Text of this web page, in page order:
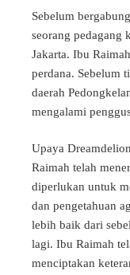
Sebelum
seorang pedagang
Jakarta. Ibu
perdana. Sebelum
daerah
mengalami
Upaya
Raimah telah
diperlukan untuk
dan pengetahuan
lebih baik dari
lagi. Ibu Raimah
menciptakan